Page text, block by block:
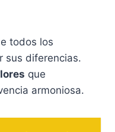
todos los
sus diferencias.
que
armoniosa.